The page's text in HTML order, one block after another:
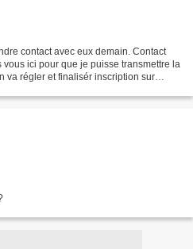
contact avec eux demain. Contact
ici pour que je puisse transmettre la
va régler et finalisér inscription sur